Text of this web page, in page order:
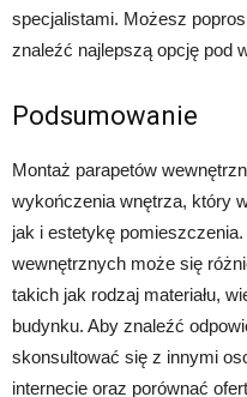
specjalistami. Możesz
znaleźć najlepszą opcję pod
Podsumowanie
Montaż parapetów
wykończenia wnętrza, który
jak i estetykę
wewnętrznych może się
takich jak rodzaj materiału,
budynku. Aby znaleźć
skonsultować się z innymi
internecie oraz porównać